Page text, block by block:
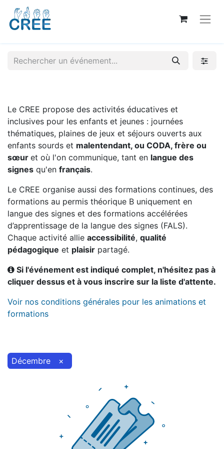
Le CREE propose des activités éducatives et
inclusives pour les enfants et jeunes : journées
thématiques, plaines de jeux et séjours ouverts aux
enfants sourds et malentendant, ou CODA, frère ou
sœur et où l'on communique, tant en langue des
signes qu'en français.
Le CREE organise aussi des formations continues, des
formations au permis théorique B uniquement en
langue des signes et des formations accélérées
d’apprentissage de la langue des signes (FALS).
Chaque activité allie accessibilité, qualité
pédagogique et plaisir partagé.
Si l'événement est indiqué complet, n'hésitez pas à
cliquer dessus et à vous inscrire sur la liste d'attente.
Voir nos conditions générales pour les animations et
formations
Décembre ×